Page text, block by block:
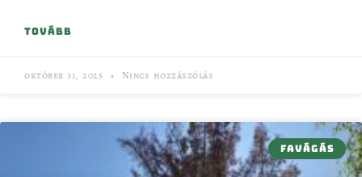
TOVÁBB
október 31, 2025 Nincs hozzászólás
FAVÁGÁS